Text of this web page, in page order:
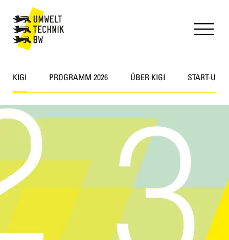
zum
Inhalt
KIGI PROGRAMM 2026 ÜBER KIGI START-UPS